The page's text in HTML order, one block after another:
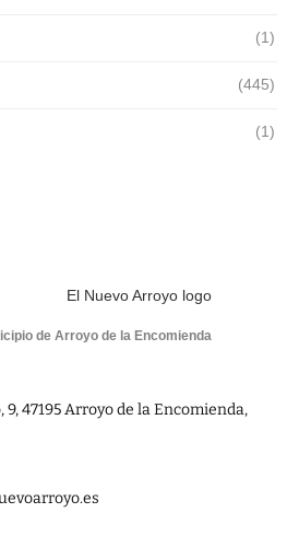
(1)
(445)
(1)
de Arroyo de la Encomienda
9, 47195 Arroyo de la Encomienda,